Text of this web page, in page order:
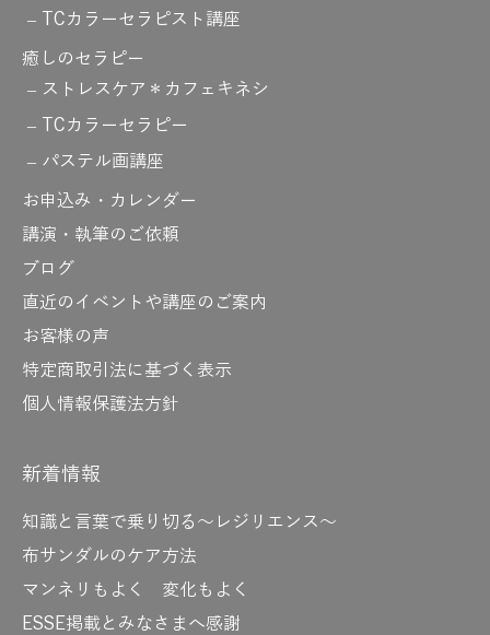
TCカラーセラピスト講座
癒しのセラピー
ストレスケア＊カフェキネシ
TCカラーセラピー
パステル画講座
お申込み・カレンダー
講演・執筆のご依頼
ブログ
直近のイベントや講座のご案内
お客様の声
特定商取引法に基づく表示
個人情報保護法方針
新着情報
知識と言葉で乗り切る～レジリエンス～
布サンダルのケア方法
マンネリもよく 変化もよく
ESSE掲載とみなさまへ感謝